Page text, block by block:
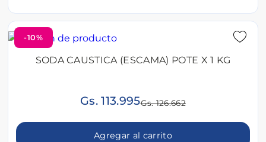
-10%
SODA CAUSTICA (ESCAMA) POTE X 1 KG
Gs. 113.995Gs. 126.662
Agregar al carrito